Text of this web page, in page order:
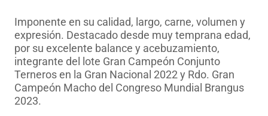
Imponente en su calidad, largo, carne, volumen y
expresión. Destacado desde muy temprana edad,
por su excelente balance y acebuzamiento,
integrante del lote Gran Campeón Conjunto
Terneros en la Gran Nacional 2022 y Rdo. Gran
Campeón Macho del Congreso Mundial Brangus
2023.